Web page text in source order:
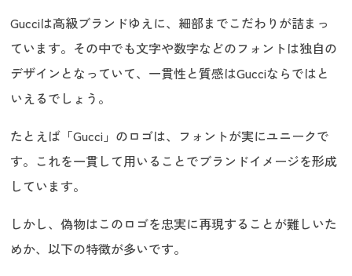
Gucciは高級ブランドゆえに、細部までこだわりが詰まっ
ています。その中でも文字や数字などのフォントは独自の
デザインとなっていて、一貫性と質感はGucciならではと
いえるでしょう。
たとえば「Gucci」のロゴは、フォントが実にユニークで
す。これを一貫して用いることでブランドイメージを形成
しています。
しかし、偽物はこのロゴを忠実に再現することが難しいた
めか、以下の特徴が多いです。